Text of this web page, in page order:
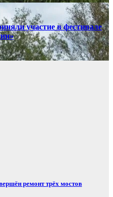
участие в фестивале
ремонт трёх мостов